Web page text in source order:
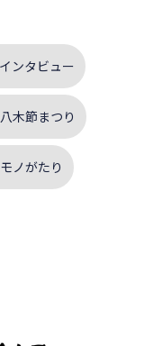
ンタビュー
木節まつり
ノがたり